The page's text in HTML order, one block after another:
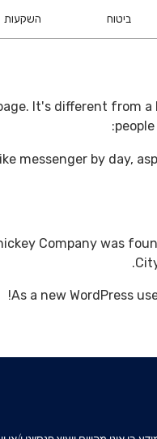
ביטוח השקעות
It's different from
messenger by day,
Company was
As a new WordPress